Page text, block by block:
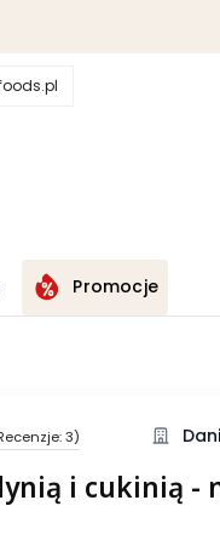
Promocje
3)
i cukinią -